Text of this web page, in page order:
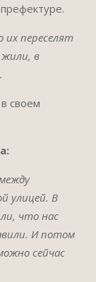
переселят
жили, в
своем
улицей. В
что нас
И потом
сейчас